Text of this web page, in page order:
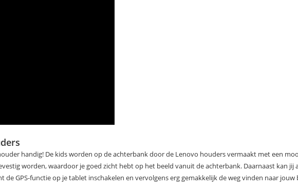
handig! De kids worden op de achterbank door de Lenovo houders vermaakt met een
worden, waardoor je goed zicht hebt op het beeld vanuit de achterbank. Daarnaast kan jij
GPS-functie op je tablet inschakelen en vervolgens erg gemakkelijk de weg vinden naar jouw